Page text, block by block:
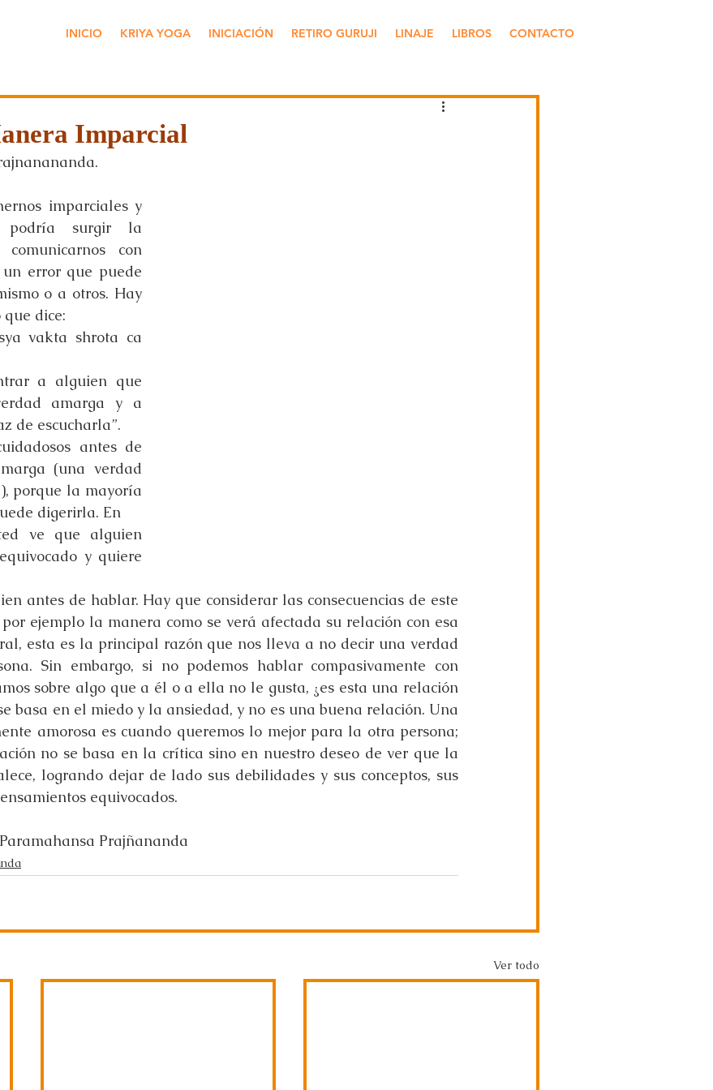
INICIO KRIYA YOGA INICIACIÓN RETIRO GURUJI LINAJE LIBROS CONTACTO
Imparcial
imparciales y
podría surgir la
con
error que puede
o a otros. Hay
que dice:
vakta shrota ca
a alguien que
amarga y a
de escucharla”.
antes de
(una verdad
porque la mayoría
digerirla. En
ve que alguien
y quiere
antes de hablar. Hay que considerar las consecuencias de este
ejemplo la manera como se verá afectada su relación con esa
esta es la principal razón que nos lleva a no decir una verdad
Sin embargo, si no podemos hablar compasivamente con
sobre algo que a él o a ella no le gusta, ¿es esta una relación
basa en el miedo y la ansiedad, y no es una buena relación. Una
amorosa es cuando queremos lo mejor para la otra persona;
no se basa en la crítica sino en nuestro deseo de ver que la
logrando dejar de lado sus debilidades y sus conceptos, sus
equivocados.
Prajñananda
Ver todo